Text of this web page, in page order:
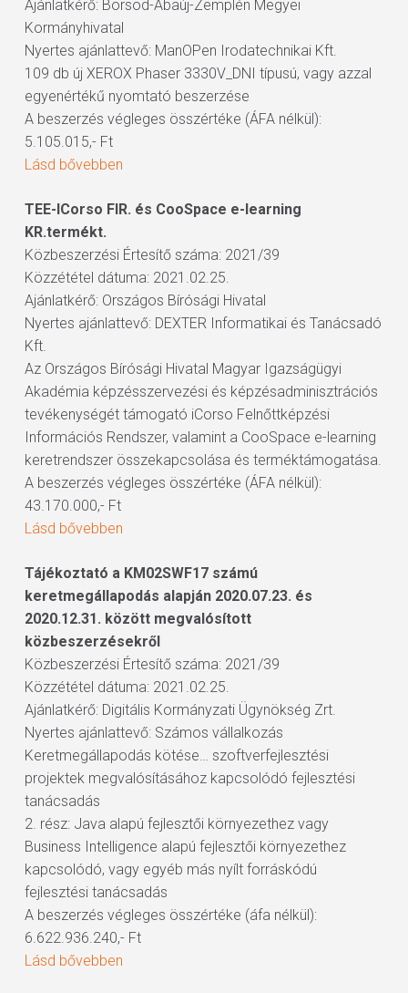
Ajánlatkérő: Borsod-Abaúj-Zemplén Megyei
Kormányhivatal
Nyertes ajánlattevő: ManOPen Irodatechnikai Kft.
109 db új XEROX Phaser 3330V_DNI típusú, vagy azzal
egyenértékű nyomtató beszerzése
A beszerzés végleges összértéke (ÁFA nélkül):
5.105.015,- Ft
Lásd bővebben
TEE-ICorso FIR. és CooSpace e-learning
KR.termékt.
Közbeszerzési Értesítő száma: 2021/39
Közzététel dátuma: 2021.02.25.
Ajánlatkérő: Országos Bírósági Hivatal
Nyertes ajánlattevő: DEXTER Informatikai és Tanácsadó
Kft.
Az Országos Bírósági Hivatal Magyar Igazságügyi
Akadémia képzésszervezési és képzésadminisztrációs
tevékenységét támogató iCorso Felnőttképzési
Információs Rendszer, valamint a CooSpace e-learning
keretrendszer összekapcsolása és terméktámogatása.
A beszerzés végleges összértéke (ÁFA nélkül):
43.170.000,- Ft
Lásd bővebben
Tájékoztató a KM02SWF17 számú
keretmegállapodás alapján 2020.07.23. és
2020.12.31. között megvalósított
közbeszerzésekről
Közbeszerzési Értesítő száma: 2021/39
Közzététel dátuma: 2021.02.25.
Ajánlatkérő: Digitális Kormányzati Ügynökség Zrt.
Nyertes ajánlattevő: Számos vállalkozás
Keretmegállapodás kötése… szoftverfejlesztési
projektek megvalósításához kapcsolódó fejlesztési
tanácsadás
2. rész: Java alapú fejlesztői környezethez vagy
Business Intelligence alapú fejlesztői környezethez
kapcsolódó, vagy egyéb más nyílt forráskódú
fejlesztési tanácsadás
A beszerzés végleges összértéke (áfa nélkül):
6.622.936.240,- Ft
Lásd bővebben